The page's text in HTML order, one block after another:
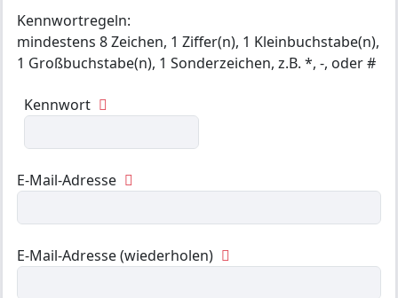
Kennwortregeln:
mindestens 8 Zeichen, 1 Ziffer(n), 1 Kleinbuchstabe(n),
1 Großbuchstabe(n), 1 Sonderzeichen, z.B. *, -, oder #
Kennwort
E-Mail-Adresse
E-Mail-Adresse (wiederholen)